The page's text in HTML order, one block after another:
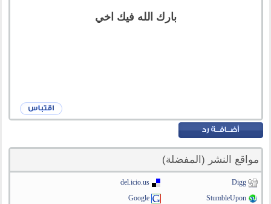
بارك الله فيك اخي
مواقع النشر (المفضلة)
Digg
del.icio.us
StumbleUpon
Google